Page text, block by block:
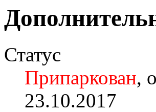
Статус
Припаркован,
23.10.2017